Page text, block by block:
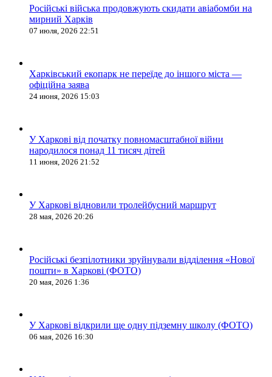
Російські війська продовжують скидати авіабомби на
мирний Харків
07 июля, 2026 22:51
Харківський екопарк не переїде до іншого міста —
офіційна заява
24 июня, 2026 15:03
У Харкові від початку повномасштабної війни
народилося понад 11 тисяч дітей
11 июня, 2026 21:52
У Харкові відновили тролейбусний маршрут
28 мая, 2026 20:26
Російські безпілотники зруйнували відділення «Нової
пошти» в Харкові (ФОТО)
20 мая, 2026 1:36
У Харкові відкрили ще одну підземну школу (ФОТО)
06 мая, 2026 16:30